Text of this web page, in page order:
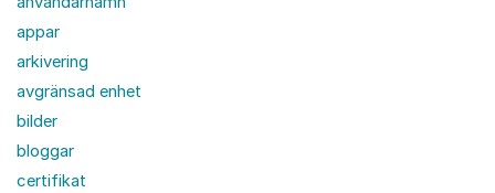
appar
arkivering
avgränsad enhet
bilder
bloggar
certifikat